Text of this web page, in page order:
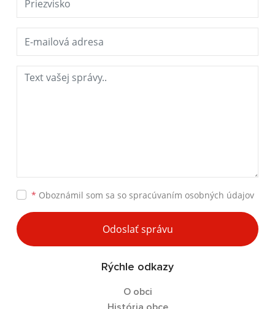
* Oboznámil som sa so spracúvaním osobných údajov
Odoslať správu
Rýchle odkazy
O obci